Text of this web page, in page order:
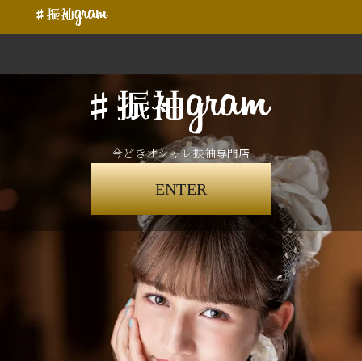
今どきオシャレ振袖専門店
ENTER